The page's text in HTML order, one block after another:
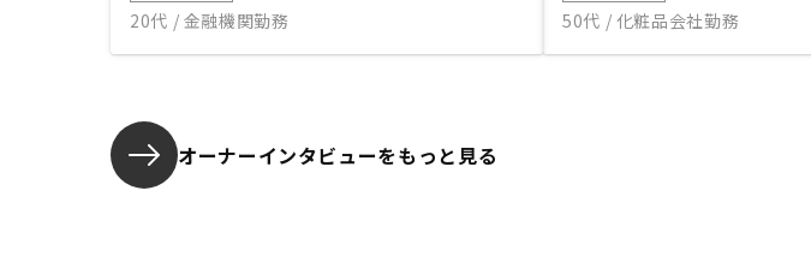
20代 / 金融機関勤務 50代 / 化粧品会社勤務
オーナーインタビューをもっと見る